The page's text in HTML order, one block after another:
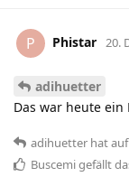
P Phistar 20.
adihuetter
Das war heute ein
adihuetter hat
Buscemigefällt